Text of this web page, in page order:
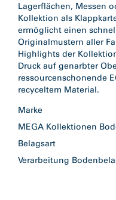
Lagerflächen, Messen
Kollektion als
ermöglicht einen
Originalmustern aller
Highlights der
Druck auf genarbter
ressourcenschonende
recyceltem Material.
Marke
MEGA Kollektionen
Belagsart
Verarbeitung